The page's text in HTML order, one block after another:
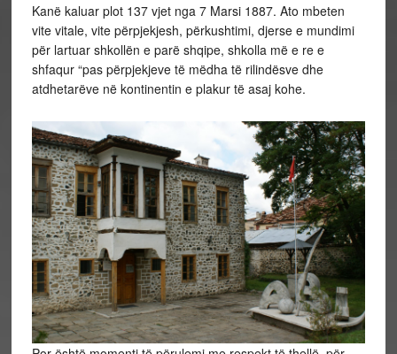
Kanë kaluar plot 137 vjet nga 7 Marsi 1887. Ato mbeten
vite vitale, vite përpjekjesh, përkushtimi, djerse e mundimi
për lartuar shkollën e parë shqipe, shkolla më e re e
shfaqur “pas përpjekjeve të mëdha të rilindësve dhe
atdhetarëve në kontinentin e plakur të asaj kohe.